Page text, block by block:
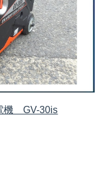
機 GV-30is